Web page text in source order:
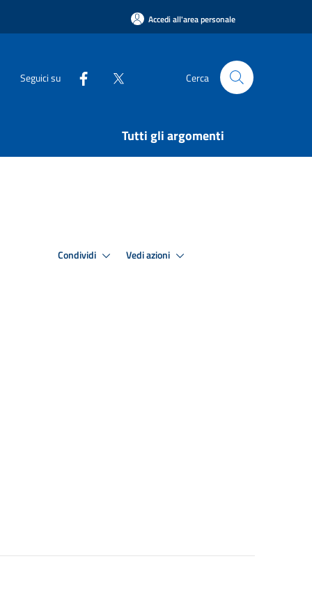
Accedi all'area personale
Seguici su Cerca
Tutti gli argomenti
Condividi Vedi azioni